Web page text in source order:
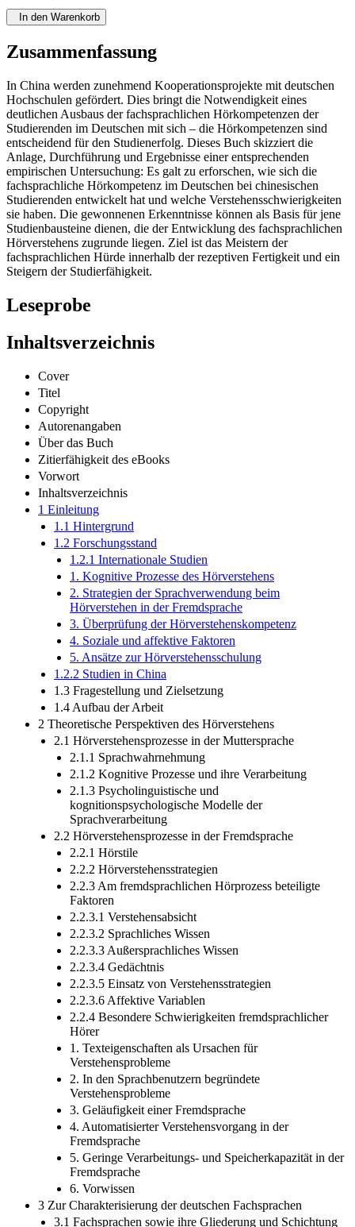
In den Warenkorb
Zusammenfassung
In China werden zunehmend Kooperationsprojekte mit deutschen
Hochschulen gefördert. Dies bringt die Notwendigkeit eines
deutlichen Ausbaus der fachsprachlichen Hörkompetenzen der
Studierenden im Deutschen mit sich – die Hörkompetenzen sind
entscheidend für den Studienerfolg. Dieses Buch skizziert die
Anlage, Durchführung und Ergebnisse einer entsprechenden
empirischen Untersuchung: Es galt zu erforschen, wie sich die
fachsprachliche Hörkompetenz im Deutschen bei chinesischen
Studierenden entwickelt hat und welche Verstehensschwierigkeiten
sie haben. Die gewonnenen Erkenntnisse können als Basis für jene
Studienbausteine dienen, die der Entwicklung des fachsprachlichen
Hörverstehens zugrunde liegen. Ziel ist das Meistern der
fachsprachlichen Hürde innerhalb der rezeptiven Fertigkeit und ein
Steigern der Studierfähigkeit.
Leseprobe
Inhaltsverzeichnis
Cover
Titel
Copyright
Autorenangaben
Über das Buch
Zitierfähigkeit des eBooks
Vorwort
Inhaltsverzeichnis
1 Einleitung
1.1 Hintergrund
1.2 Forschungsstand
1.2.1 Internationale Studien
1. Kognitive Prozesse des Hörverstehens
2. Strategien der Sprachverwendung beim
Hörverstehen in der Fremdsprache
3. Überprüfung der Hörverstehenskompetenz
4. Soziale und affektive Faktoren
5. Ansätze zur Hörverstehensschulung
1.2.2 Studien in China
1.3 Fragestellung und Zielsetzung
1.4 Aufbau der Arbeit
2 Theoretische Perspektiven des Hörverstehens
2.1 Hörverstehensprozesse in der Muttersprache
2.1.1 Sprachwahrnehmung
2.1.2 Kognitive Prozesse und ihre Verarbeitung
2.1.3 Psycholinguistische und
kognitionspsychologische Modelle der
Sprachverarbeitung
2.2 Hörverstehensprozesse in der Fremdsprache
2.2.1 Hörstile
2.2.2 Hörverstehensstrategien
2.2.3 Am fremdsprachlichen Hörprozess beteiligte
Faktoren
2.2.3.1 Verstehensabsicht
2.2.3.2 Sprachliches Wissen
2.2.3.3 Außersprachliches Wissen
2.2.3.4 Gedächtnis
2.2.3.5 Einsatz von Verstehensstrategien
2.2.3.6 Affektive Variablen
2.2.4 Besondere Schwierigkeiten fremdsprachlicher
Hörer
1. Texteigenschaften als Ursachen für
Verstehensprobleme
2. In den Sprachbenutzern begründete
Verstehensprobleme
3. Geläufigkeit einer Fremdsprache
4. Automatisierter Verstehensvorgang in der
Fremdsprache
5. Geringe Verarbeitungs- und Speicherkapazität in der
Fremdsprache
6. Vorwissen
3 Zur Charakterisierung der deutschen Fachsprachen
3.1 Fachsprachen sowie ihre Gliederung und Schichtung